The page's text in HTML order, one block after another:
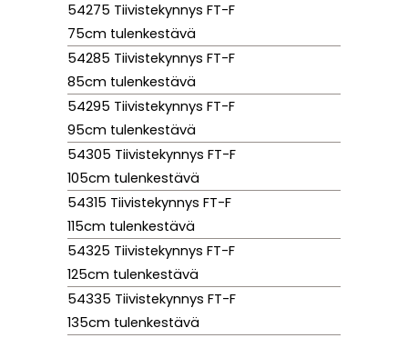
54275 Tiivistekynnys FT-F
75cm tulenkestävä
54285 Tiivistekynnys FT-F
85cm tulenkestävä
54295 Tiivistekynnys FT-F
95cm tulenkestävä
54305 Tiivistekynnys FT-F
105cm tulenkestävä
54315 Tiivistekynnys FT-F
115cm tulenkestävä
54325 Tiivistekynnys FT-F
125cm tulenkestävä
54335 Tiivistekynnys FT-F
135cm tulenkestävä